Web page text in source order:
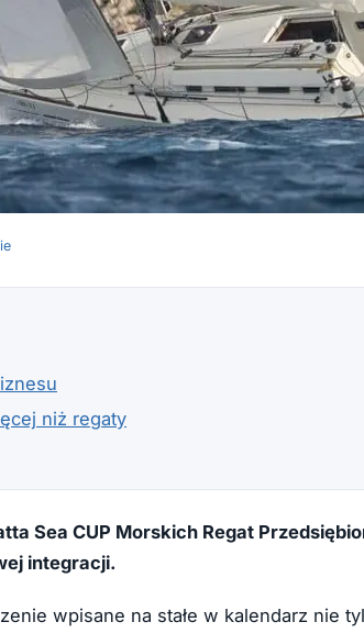
niż regaty
Sea CUP Morskich Regat
integracji.
wpisane na stałe w kalendarz nie